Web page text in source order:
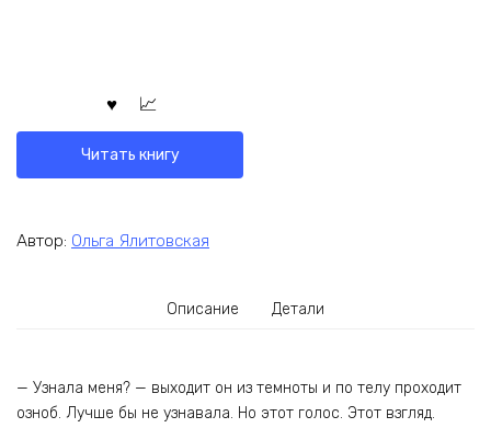
Читать книгу
Автор: Ольга Ялитовская
Описание Детали
— Узнала меня? — выходит он из темноты и по телу проходит
озноб. Лучше бы не узнавала. Но этот голос. Этот взгляд.